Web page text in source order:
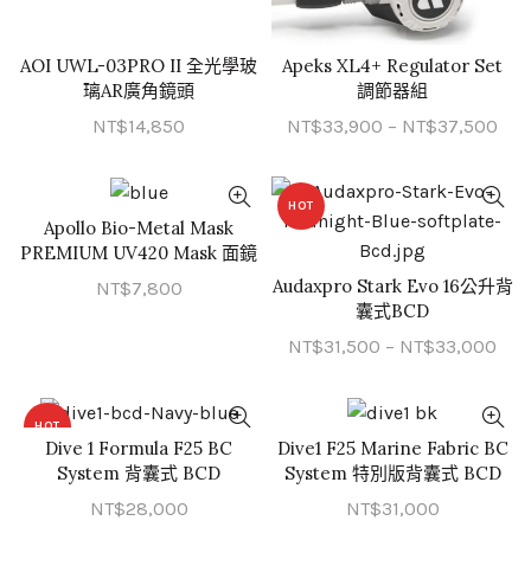
加入購物車
AOI UWL-03PRO II 全光學玻
璃AR廣角鏡頭
NT$14,850
QUICK SHOP
Apeks XL4+ Regulator Set
調節器組
NT$33,900 – NT$37,500
範
圍
到
QUICK SHOP
Apollo Bio-Metal Mask
PREMIUM UV420 Mask 面鏡
NT$7,800
HOT
QUICK SHOP
Audaxpro Stark Evo 16公升背
囊式BCD
NT$31,500 – NT$33,000
範
圍
HOT
QUICK SHOP
Dive 1 Formula F25 BC
System 背囊式 BCD
NT$28,000
QUICK SHOP
Dive1 F25 Marine Fabric BC
System 特別版背囊式 BCD
NT$31,000